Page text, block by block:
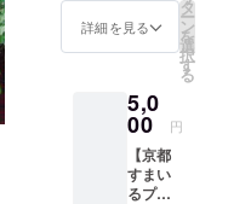
たお礼メールを
お送ります。
詳細を見る
タ
ー
ン
を
選
択
す
る
5,0
00 円
【京都
すまい
るプロ